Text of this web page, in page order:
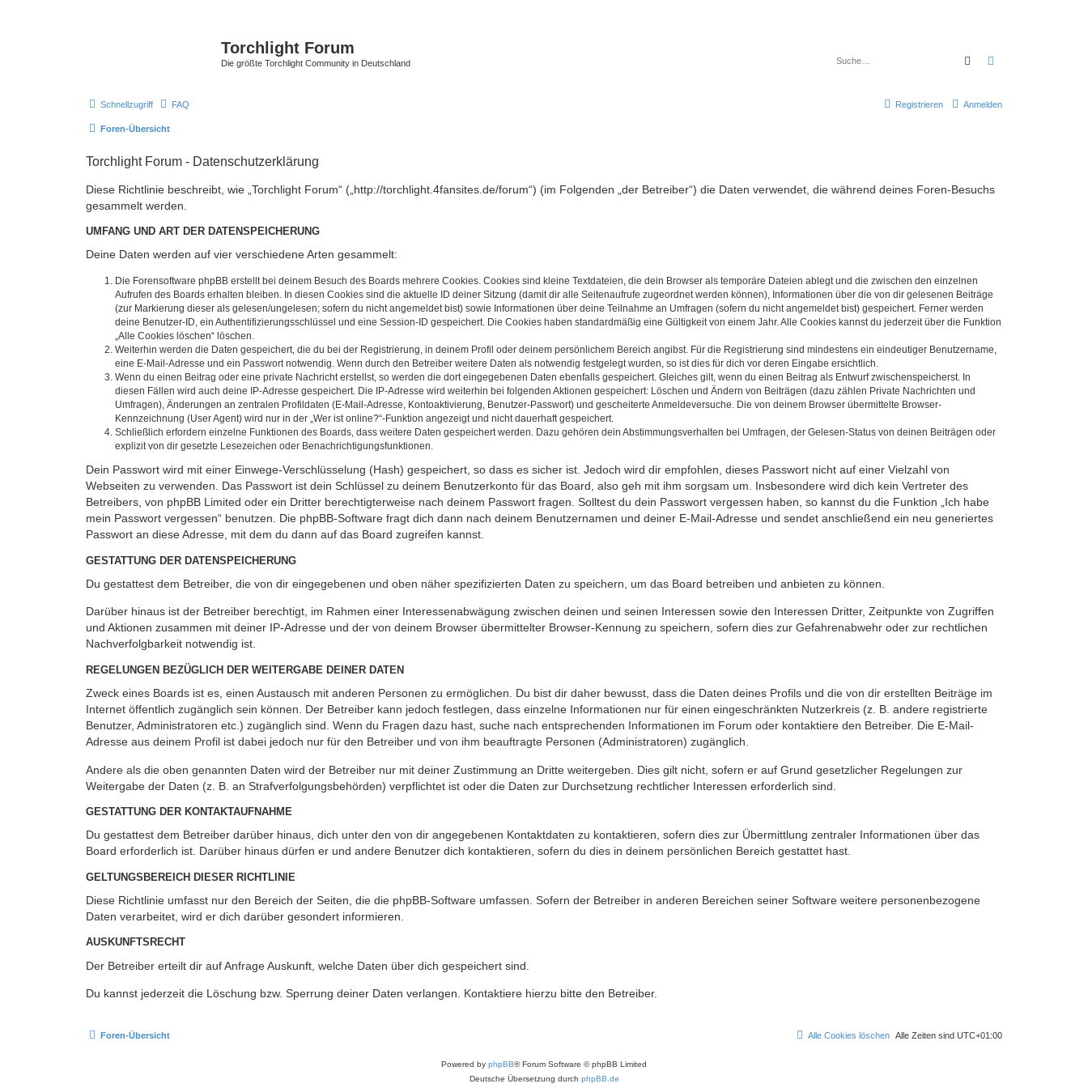
Torchlight Forum
Die größte Torchlight Community in Deutschland Suche
Schnellzugriff FAQ Anmelden
Registrieren
Foren-Übersicht
Torchlight Forum - Datenschutzerklärung
Diese Richtlinie beschreibt, wie „Torchlight Forum“ („http://torchlight.4fansites.de/forum“) (im Folgenden „der Betreiber“) die Daten verwendet, die während deines Foren-Besuchs
gesammelt werden.
UMFANG UND ART DER DATENSPEICHERUNG
Deine Daten werden auf vier verschiedene Arten gesammelt:
Die Forensoftware phpBB erstellt bei deinem Besuch des Boards mehrere Cookies. Cookies sind kleine Textdateien, die dein Browser als temporäre Dateien ablegt und die zwischen den einzelnen
Aufrufen des Boards erhalten bleiben. In diesen Cookies sind die aktuelle ID deiner Sitzung (damit dir alle Seitenaufrufe zugeordnet werden können), Informationen über die von dir gelesenen Beiträge
(zur Markierung dieser als gelesen/ungelesen; sofern du nicht angemeldet bist) sowie Informationen über deine Teilnahme an Umfragen (sofern du nicht angemeldet bist) gespeichert. Ferner werden
deine Benutzer-ID, ein Authentifizierungsschlüssel und eine Session-ID gespeichert. Die Cookies haben standardmäßig eine Gültigkeit von einem Jahr. Alle Cookies kannst du jederzeit über die Funktion
„Alle Cookies löschen“ löschen.
Weiterhin werden die Daten gespeichert, die du bei der Registrierung, in deinem Profil oder deinem persönlichem Bereich angibst. Für die Registrierung sind mindestens ein eindeutiger Benutzername,
eine E-Mail-Adresse und ein Passwort notwendig. Wenn durch den Betreiber weitere Daten als notwendig festgelegt wurden, so ist dies für dich vor deren Eingabe ersichtlich.
Wenn du einen Beitrag oder eine private Nachricht erstellst, so werden die dort eingegebenen Daten ebenfalls gespeichert. Gleiches gilt, wenn du einen Beitrag als Entwurf zwischenspeicherst. In
diesen Fällen wird auch deine IP-Adresse gespeichert. Die IP-Adresse wird weiterhin bei folgenden Aktionen gespeichert: Löschen und Ändern von Beiträgen (dazu zählen Private Nachrichten und
Umfragen), Änderungen an zentralen Profildaten (E-Mail-Adresse, Kontoaktivierung, Benutzer-Passwort) und gescheiterte Anmeldeversuche. Die von deinem Browser übermittelte Browser-
Kennzeichnung (User Agent) wird nur in der „Wer ist online?“-Funktion angezeigt und nicht dauerhaft gespeichert.
Schließlich erfordern einzelne Funktionen des Boards, dass weitere Daten gespeichert werden. Dazu gehören dein Abstimmungsverhalten bei Umfragen, der Gelesen-Status von deinen Beiträgen oder
explizit von dir gesetzte Lesezeichen oder Benachrichtigungsfunktionen.
Dein Passwort wird mit einer Einwege-Verschlüsselung (Hash) gespeichert, so dass es sicher ist. Jedoch wird dir empfohlen, dieses Passwort nicht auf einer Vielzahl von
Webseiten zu verwenden. Das Passwort ist dein Schlüssel zu deinem Benutzerkonto für das Board, also geh mit ihm sorgsam um. Insbesondere wird dich kein Vertreter des
Betreibers, von phpBB Limited oder ein Dritter berechtigterweise nach deinem Passwort fragen. Solltest du dein Passwort vergessen haben, so kannst du die Funktion „Ich habe
mein Passwort vergessen“ benutzen. Die phpBB-Software fragt dich dann nach deinem Benutzernamen und deiner E-Mail-Adresse und sendet anschließend ein neu generiertes
Passwort an diese Adresse, mit dem du dann auf das Board zugreifen kannst.
GESTATTUNG DER DATENSPEICHERUNG
Du gestattest dem Betreiber, die von dir eingegebenen und oben näher spezifizierten Daten zu speichern, um das Board betreiben und anbieten zu können.
Darüber hinaus ist der Betreiber berechtigt, im Rahmen einer Interessenabwägung zwischen deinen und seinen Interessen sowie den Interessen Dritter, Zeitpunkte von Zugriffen
und Aktionen zusammen mit deiner IP-Adresse und der von deinem Browser übermittelter Browser-Kennung zu speichern, sofern dies zur Gefahrenabwehr oder zur rechtlichen
Nachverfolgbarkeit notwendig ist.
REGELUNGEN BEZÜGLICH DER WEITERGABE DEINER DATEN
Zweck eines Boards ist es, einen Austausch mit anderen Personen zu ermöglichen. Du bist dir daher bewusst, dass die Daten deines Profils und die von dir erstellten Beiträge im
Internet öffentlich zugänglich sein können. Der Betreiber kann jedoch festlegen, dass einzelne Informationen nur für einen eingeschränkten Nutzerkreis (z. B. andere registrierte
Benutzer, Administratoren etc.) zugänglich sind. Wenn du Fragen dazu hast, suche nach entsprechenden Informationen im Forum oder kontaktiere den Betreiber. Die E-Mail-
Adresse aus deinem Profil ist dabei jedoch nur für den Betreiber und von ihm beauftragte Personen (Administratoren) zugänglich.
Andere als die oben genannten Daten wird der Betreiber nur mit deiner Zustimmung an Dritte weitergeben. Dies gilt nicht, sofern er auf Grund gesetzlicher Regelungen zur
Weitergabe der Daten (z. B. an Strafverfolgungsbehörden) verpflichtet ist oder die Daten zur Durchsetzung rechtlicher Interessen erforderlich sind.
GESTATTUNG DER KONTAKTAUFNAHME
Du gestattest dem Betreiber darüber hinaus, dich unter den von dir angegebenen Kontaktdaten zu kontaktieren, sofern dies zur Übermittlung zentraler Informationen über das
Board erforderlich ist. Darüber hinaus dürfen er und andere Benutzer dich kontaktieren, sofern du dies in deinem persönlichen Bereich gestattet hast.
GELTUNGSBEREICH DIESER RICHTLINIE
Diese Richtlinie umfasst nur den Bereich der Seiten, die die phpBB-Software umfassen. Sofern der Betreiber in anderen Bereichen seiner Software weitere personenbezogene
Daten verarbeitet, wird er dich darüber gesondert informieren.
AUSKUNFTSRECHT
Der Betreiber erteilt dir auf Anfrage Auskunft, welche Daten über dich gespeichert sind.
Du kannst jederzeit die Löschung bzw. Sperrung deiner Daten verlangen. Kontaktiere hierzu bitte den Betreiber.
Foren-Übersicht Alle Zeiten sind UTC+01:00
Alle Cookies löschen
Powered by phpBB® Forum Software © phpBB Limited
Deutsche Übersetzung durch phpBB.de